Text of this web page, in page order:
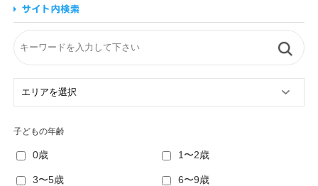
子どもの年齢
0歳 1〜2歳
3〜5歳 6〜9歳